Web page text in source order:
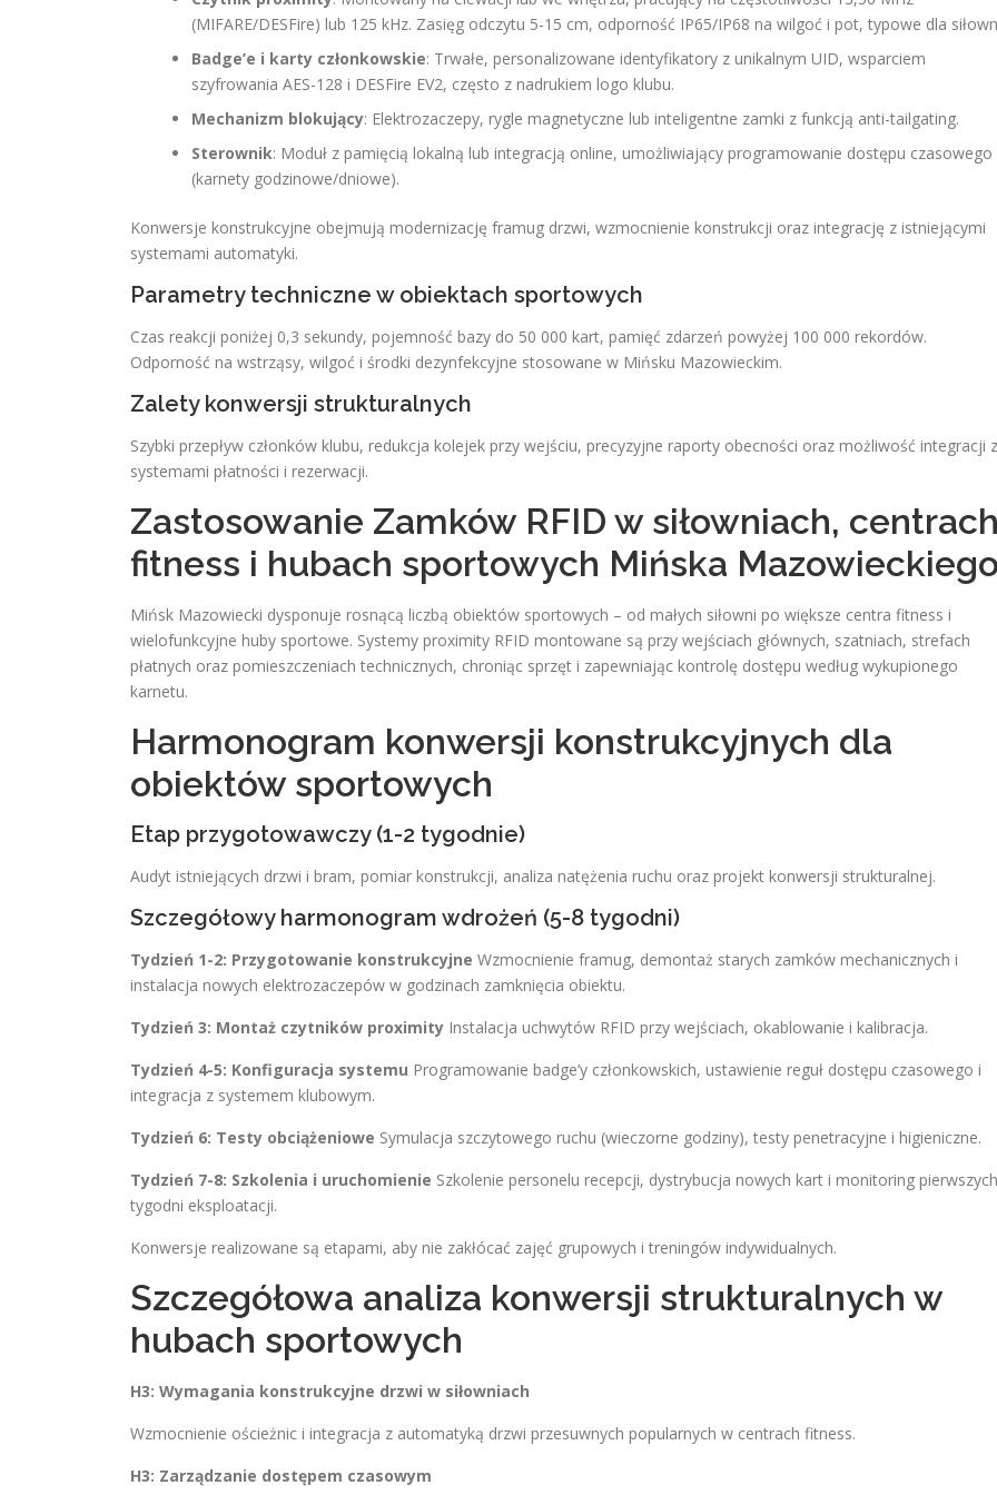
(MIFARE/DESFire) lub 125 kHz. Zasięg odczytu 5-15 cm, odporność IP65/IP68 na wilgoć i pot, typowe dla
Badge’e i karty członkowskie: Trwałe, personalizowane identyfikatory z unikalnym UID, wsparciem
szyfrowania AES-128 i DESFire EV2, często z nadrukiem logo klubu.
Mechanizm blokujący: Elektrozaczepy, rygle magnetyczne lub inteligentne zamki z funkcją anti-tailgating.
Sterownik: Moduł z pamięcią lokalną lub integracją online, umożliwiający programowanie dostępu czasowego
(karnety godzinowe/dniowe).
Konwersje konstrukcyjne obejmują modernizację framug drzwi, wzmocnienie konstrukcji oraz integrację z istniejącymi
systemami automatyki.
Parametry techniczne w obiektach sportowych
Czas reakcji poniżej 0,3 sekundy, pojemność bazy do 50 000 kart, pamięć zdarzeń powyżej 100 000 rekordów.
Odporność na wstrząsy, wilgoć i środki dezynfekcyjne stosowane w Mińsku Mazowieckim.
Zalety konwersji strukturalnych
Szybki przepływ członków klubu, redukcja kolejek przy wejściu, precyzyjne raporty obecności oraz możliwość integracji z
systemami płatności i rezerwacji.
Zastosowanie Zamków RFID w siłowniach,
fitness i hubach sportowych Mińska
Mińsk Mazowiecki dysponuje rosnącą liczbą obiektów sportowych – od małych siłowni po większe centra fitness i
wielofunkcyjne huby sportowe. Systemy proximity RFID montowane są przy wejściach głównych, szatniach, strefach
płatnych oraz pomieszczeniach technicznych, chroniąc sprzęt i zapewniając kontrolę dostępu według wykupionego
karnetu.
Harmonogram konwersji konstrukcyjnych dla
obiektów sportowych
Etap przygotowawczy (1-2 tygodnie)
Audyt istniejących drzwi i bram, pomiar konstrukcji, analiza natężenia ruchu oraz projekt konwersji strukturalnej.
Szczegółowy harmonogram wdrożeń (5-8 tygodni)
Tydzień 1-2: Przygotowanie konstrukcyjne Wzmocnienie framug, demontaż starych zamków mechanicznych i
instalacja nowych elektrozaczepów w godzinach zamknięcia obiektu.
Tydzień 3: Montaż czytników proximity Instalacja uchwytów RFID przy wejściach, okablowanie i kalibracja.
Tydzień 4-5: Konfiguracja systemu Programowanie badge’y członkowskich, ustawienie reguł dostępu czasowego i
integracja z systemem klubowym.
Tydzień 6: Testy obciążeniowe Symulacja szczytowego ruchu (wieczorne godziny), testy penetracyjne i higieniczne.
Tydzień 7-8: Szkolenia i uruchomienie Szkolenie personelu recepcji, dystrybucja nowych kart i monitoring pierwszych
tygodni eksploatacji.
Konwersje realizowane są etapami, aby nie zakłócać zajęć grupowych i treningów indywidualnych.
Szczegółowa analiza konwersji strukturalnych w
hubach sportowych
H3: Wymagania konstrukcyjne drzwi w siłowniach
Wzmocnienie ościeżnic i integracja z automatyką drzwi przesuwnych popularnych w centrach fitness.
H3: Zarządzanie dostępem czasowym